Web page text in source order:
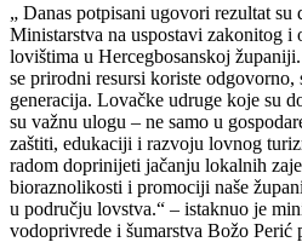
„ Danas potpisani ugovori rezultat su
Ministarstva na uspostavi zakonitog i
lovištima u Hercegbosanskoj
se prirodni resursi koriste odgovorno,
generacija. Lovačke udruge koje su
su važnu ulogu – ne samo u
zaštiti, edukaciji i razvoju lovnog
radom doprinijeti jačanju lokalnih
bioraznolikosti i promociji naše
u području lovstva.“ – istaknuo je
vodoprivrede i šumarstva Božo